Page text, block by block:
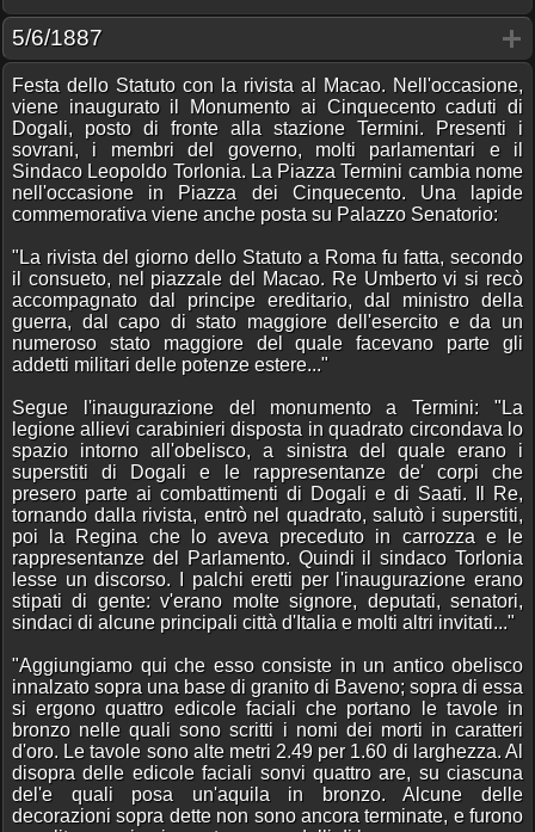
5/6/1887
Festa dello Statuto con la rivista al Macao. Nell'occasione,
viene inaugurato il Monumento ai Cinquecento caduti di
Dogali, posto di fronte alla stazione Termini. Presenti i
sovrani, i membri del governo, molti parlamentari e il
Sindaco Leopoldo Torlonia. La Piazza Termini cambia nome
nell'occasione in Piazza dei Cinquecento. Una lapide
commemorativa viene anche posta su Palazzo Senatorio:
"La rivista del giorno dello Statuto a Roma fu fatta, secondo
il consueto, nel piazzale del Macao. Re Umberto vi si recò
accompagnato dal principe ereditario, dal ministro della
guerra, dal capo di stato maggiore dell'esercito e da un
numeroso stato maggiore del quale facevano parte gli
addetti militari delle potenze estere..."
Segue l'inaugurazione del monumento a Termini: "La
legione allievi carabinieri disposta in quadrato circondava lo
spazio intorno all'obelisco, a sinistra del quale erano i
superstiti di Dogali e le rappresentanze de' corpi che
presero parte ai combattimenti di Dogali e di Saati. Il Re,
tornando dalla rivista, entrò nel quadrato, salutò i superstiti,
poi la Regina che lo aveva preceduto in carrozza e le
rappresentanze del Parlamento. Quindi il sindaco Torlonia
lesse un discorso. I palchi eretti per l'inaugurazione erano
stipati di gente: v'erano molte signore, deputati, senatori,
sindaci di alcune principali città d'Italia e molti altri invitati..."
"Aggiungiamo qui che esso consiste in un antico obelisco
innalzato sopra una base di granito di Baveno; sopra di essa
si ergono quattro edicole faciali che portano le tavole in
bronzo nelle quali sono scritti i nomi dei morti in caratteri
d'oro. Le tavole sono alte metri 2.49 per 1.60 di larghezza. Al
disopra delle edicole faciali sonvi quattro are, su ciascuna
del'e quali posa un'aquila in bronzo. Alcune delle
decorazioni sopra dette non sono ancora terminate, e furono